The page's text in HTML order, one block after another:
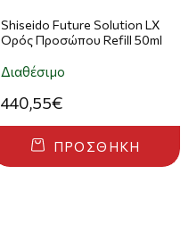
Shiseido Future Solution LX
Ορός Προσώπου Refill 50ml
Διαθέσιμο
440,55€
ΠΡΟΣΘΉΚΗ